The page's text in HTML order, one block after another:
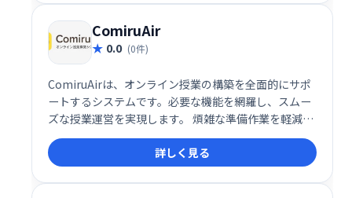
ComiruAir
0.0 (0件)
ComiruAirは、オンライン授業の構築を全面的にサポ
ートするシステムです。必要な機能を網羅し、スムー
ズな授業運営を実現します。 煩雑な準備作業を軽減
し、効率的な教育環境構築を支援します。
詳しく見る